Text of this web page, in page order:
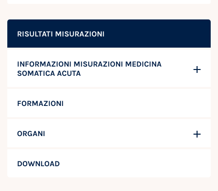
RISULTATI MISURAZIONI
INFORMAZIONI MISURAZIONI MEDICINA
SOMATICA ACUTA
FORMAZIONI
ORGANI
DOWNLOAD